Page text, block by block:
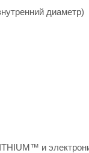
диаметр)
и